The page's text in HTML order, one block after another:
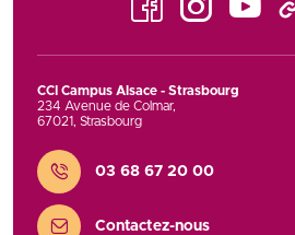
FacebookInstagramYoutube
CCI Campus Alsace - Strasbourg
234 Avenue de Colmar,
67021, Strasbourg
Contact
03 68 67 20 00
Contactez-nous